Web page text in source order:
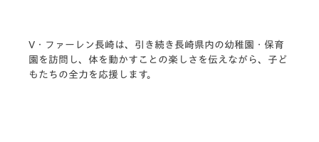
V・ファーレン長崎は、引き続き長崎県内の幼稚園・保育
園を訪問し、体を動かすことの楽しさを伝えながら、子ど
もたちの全力を応援します。